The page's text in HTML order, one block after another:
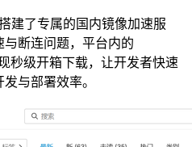
建了专属的国内镜像加速服
断连问题，平台内的
秒级开箱下载，让开发者快速
与部署效率。